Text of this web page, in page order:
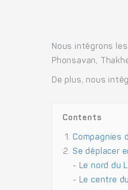
Nous intégrons
Phonsavan,
De plus, nous
Contents
Compagnies
Se déplacer
- Le nord du
- Le centre